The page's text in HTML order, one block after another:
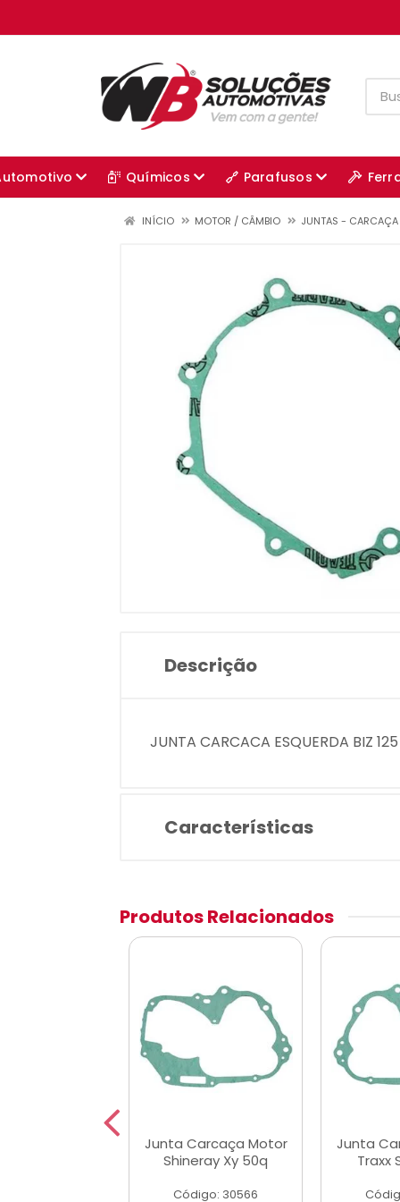
Químicos Parafusos
INÍCIO MOTOR / CÂMBIO JUNTAS - CARCAÇA
Descrição
JUNTA CARCACA ESQUERDA BIZ 125
Características
Produtos Relacionados
Junta Carcaça Motor
Shineray Xy 50q
Código: 30566
Junta
Traxx